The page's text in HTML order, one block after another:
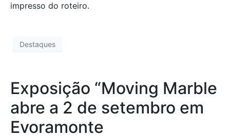
impresso do roteiro.
Destaques
Exposição “Moving Marble
abre a 2 de setembro em
Evoramonte